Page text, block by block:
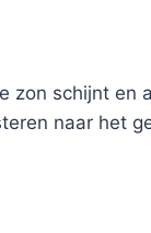
zon schijnt en
naar het